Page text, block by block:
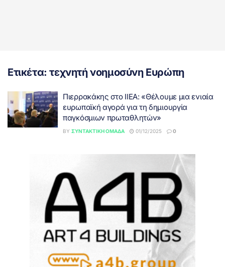
Ετικέτα:τεχνητή νοημοσύνη Ευρώπη
Πιερρακάκης στο IIEA: «Θέλουμε μια ενιαία
ευρωπαϊκή αγορά για τη δημιουργία
παγκόσμιων πρωταθλητών»
BY ΣΥΝΤΑΚΤΙΚΉ ΟΜΆΔΑ 01/12/2025 0